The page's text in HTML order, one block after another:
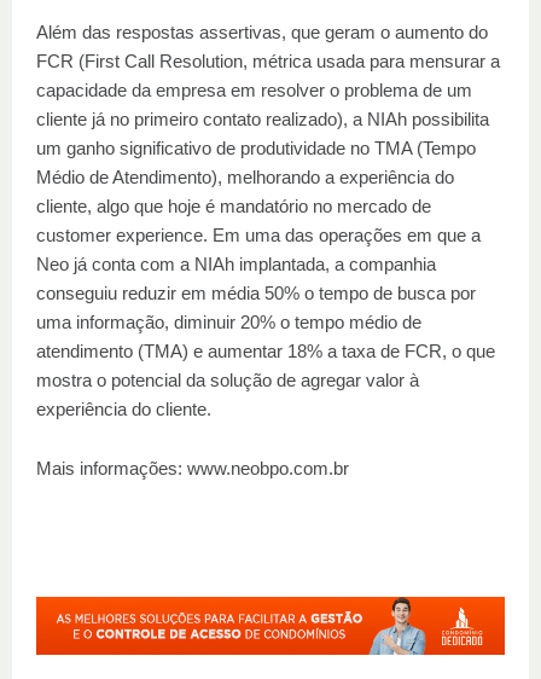
Além das respostas assertivas, que geram o aumento do
FCR (First Call Resolution, métrica usada para mensurar a
capacidade da empresa em resolver o problema de um
cliente já no primeiro contato realizado), a NIAh possibilita
um ganho significativo de produtividade no TMA (Tempo
Médio de Atendimento), melhorando a experiência do
cliente, algo que hoje é mandatório no mercado de
customer experience. Em uma das operações em que a
Neo já conta com a NIAh implantada, a companhia
conseguiu reduzir em média 50% o tempo de busca por
uma informação, diminuir 20% o tempo médio de
atendimento (TMA) e aumentar 18% a taxa de FCR, o que
mostra o potencial da solução de agregar valor à
experiência do cliente.
Mais informações: www.neobpo.com.br